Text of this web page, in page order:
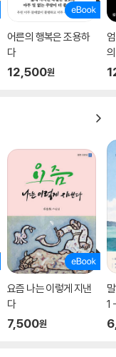
어른의 행복은 조용하
다
12,500원
요즘 나는 이렇게 지낸
다
7,500원
1